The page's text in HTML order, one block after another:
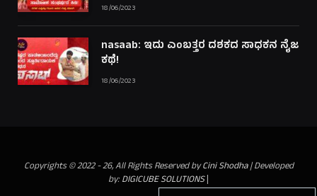
18/06/2023
nasaab: ಇದು ಎಂಬತ್ತರ ದಶಕದ ಸಾಧಕನ ನೈಜ
ಕಥೆ!
18/06/2023
Copyrights © 2022 - 26, All Rights Reserved byCini Shodha| Developed
by:DIGICUBE SOLUTIONS|